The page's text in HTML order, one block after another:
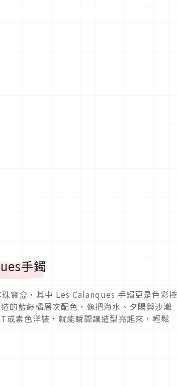
手鐲
寶盒，其中 Les Calanques 手鐲更是色彩控
的藍綠橘層次配色，像把海水、夕陽與沙灘
或素色洋裝，就能瞬間讓造型亮起來，輕鬆